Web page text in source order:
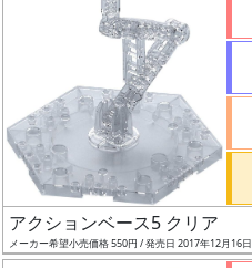
割
引
アクションベース5 クリア
メーカー希望小売価格 550円 / 発売日 2017年12月16日